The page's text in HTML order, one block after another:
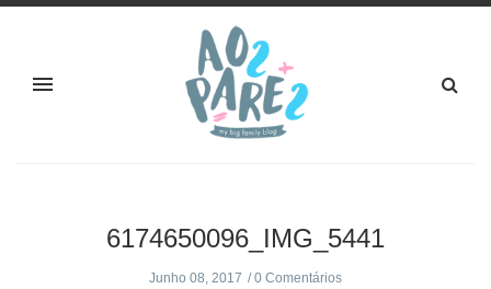
6174650096_IMG_5441
Junho 08, 2017 0 Comentários